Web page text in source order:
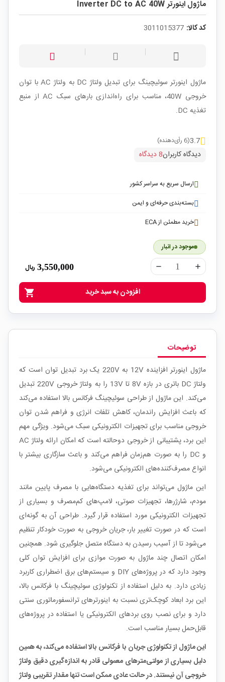
ماژول اینورتر Inverter DC to AC 40W
کد کالا: 3011015377
ماژول اینورتر سوئیچینگ برای تبدیل ولتاژ DC به ولتاژ AC با توان
خروجی 40W، مناسب برای راه‌اندازی بارهای سبک AC از منبع
تغذیه DC.
3.7(6 رأی‌دهنده)
دیدگاه کاربران8 دیدگاه
ارسال سریع به سراسر کشور
بسته‌بندی حرفه‌ای و ایمن
خرید مطمئن از ECA
موجود در انبار
remove add
3,550,000 ریال
shopping_cart افزودن به سبد خرید
توضیحات
ماژول اینورتر افزاینده 12V به 220V یک برد تبدیل توان است که
ولتاژ DC باتری در بازه 8V تا 13V را به ولتاژ خروجی 220V تبدیل
می‌کند. این ماژول از طراحی سوئیچینگ فرکانس بالا استفاده می‌کند
که باعث افزایش راندمان، کاهش تلفات انرژی و فراهم شدن توان
خروجی مناسب برای تجهیزات الکترونیکی سبک می‌شود. ویژگی مهم
این برد، پشتیبانی از خروجی دوحالته است که امکان ارائه ولتاژ AC
و DC را به صورت هم‌زمان فراهم می‌کند و باعث سازگاری بیشتر با
انواع مصرف‌کننده‌های الکترونیکی می‌شود.
این ماژول می‌تواند برای تغذیه دستگاه‌هایی با مصرف پایین مانند
مودم، شارژرها، تجهیزات صوتی، لامپ‌های کم‌مصرف و بسیاری از
تجهیزات الکترونیکی مورد استفاده قرار گیرد. طراحی آن به گونه‌ای
است که در صورت تغییر بار، جریان خروجی به صورت خودکار تنظیم
می‌شود تا از آسیب رسیدن به دستگاه متصل جلوگیری شود. همچنین
امکان اتصال چند ماژول به صورت موازی برای افزایش توان کلی
وجود دارد که در پروژه‌های DIY و سیستم‌های برق اضطراری کاربرد
زیادی دارد. به دلیل استفاده از تکنولوژی سوئیچینگ با فرکانس بالا،
این برد ابعاد کوچک‌تری نسبت به اینورترهای ترانسفورماتوری سنتی
دارد و برای نصب روی بردهای الکترونیکی یا استفاده در پروژه‌های
قابل‌حمل بسیار مناسب است.
این ماژول از تکنولوژی جریان با فرکانس بالا استفاده می‌کند، به همین
دلیل بسیاری از مولتی‌مترهای معمولی قادر به اندازه‌گیری دقیق ولتاژ
خروجی آن نیستند. در حالت عادی ممکن است تنها مقدار تقریبی ولتاژ